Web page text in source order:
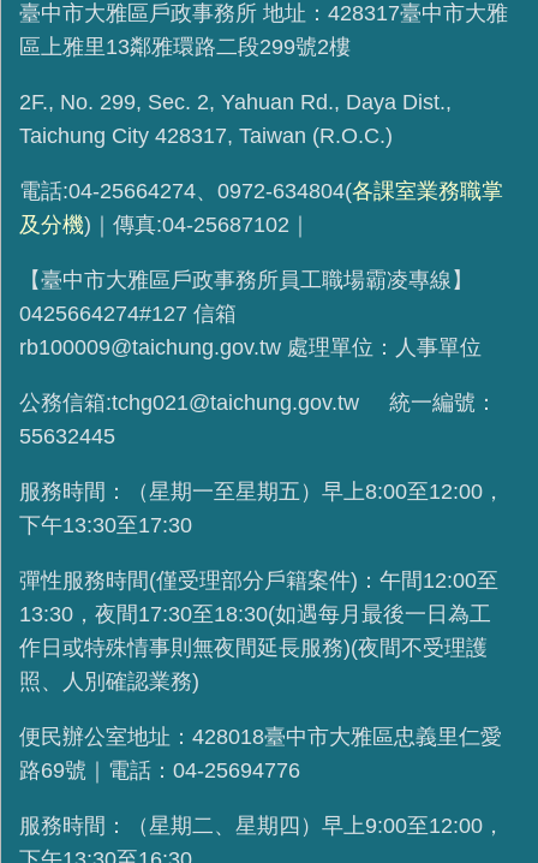
臺中市大雅區戶政事務所 地址：428317臺中市大雅
區上雅里13鄰雅環路二段299號2樓
2F., No. 299, Sec. 2, Yahuan Rd., Daya Dist.,
Taichung City 428317, Taiwan (R.O.C.)
電話:04-25664274、0972-634804(各課室業務職掌
及分機)｜傳真:04-25687102｜
【臺中市大雅區戶政事務所員工職場霸凌專線】
0425664274#127 信箱
rb100009@taichung.gov.tw 處理單位：人事單位
公務信箱:tchg021@taichung.gov.tw 統一編號：
55632445
服務時間：（星期一至星期五）早上8:00至12:00，
下午13:30至17:30
彈性服務時間(僅受理部分戶籍案件)：午間12:00至
13:30，夜間17:30至18:30(如遇每月最後一日為工
作日或特殊情事則無夜間延長服務)(夜間不受理護
照、人別確認業務)
便民辦公室地址：428018臺中市大雅區忠義里仁愛
路69號｜電話：04-25694776
服務時間：（星期二、星期四）早上9:00至12:00，